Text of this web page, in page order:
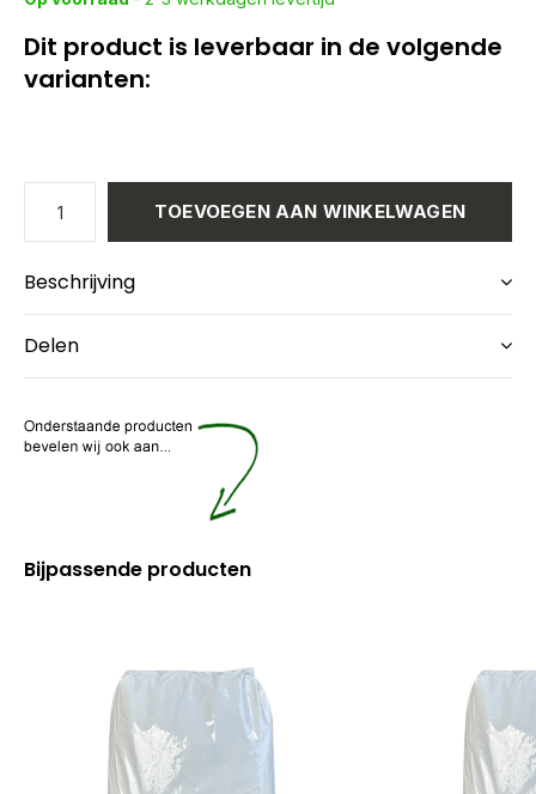
Dit product is leverbaar in de volgende
varianten:
TOEVOEGEN AAN WINKELWAGEN
Beschrijving
Delen
Bijpassende producten